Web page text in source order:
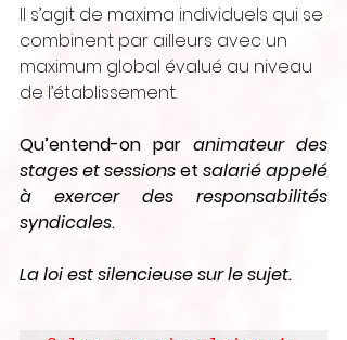
Il s’agit de maxima individuels qui se
combinent par ailleurs avec un
maximum global évalué au niveau
de l’établissement.
Qu’entend-on par animateur des
stages et sessions et salarié appelé
à exercer des responsabilités
syndicales.
La loi est silencieuse sur le sujet.